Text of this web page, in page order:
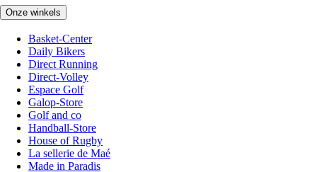
Onze winkels
Basket-Center
Daily Bikers
Direct Running
Direct-Volley
Espace Golf
Galop-Store
Golf and co
Handball-Store
House of Rugby
La sellerie de Maé
Made in Paradis